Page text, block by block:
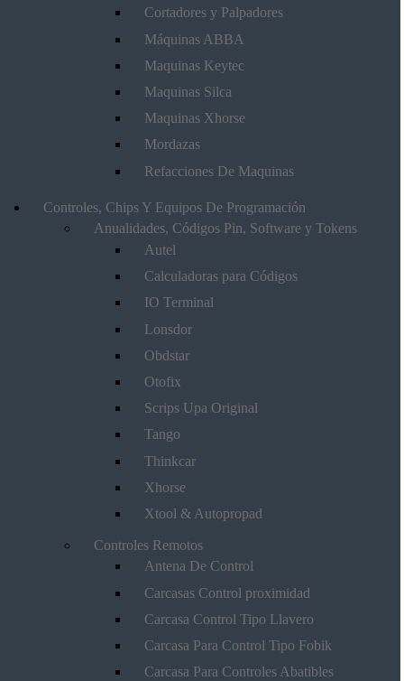
Cortadores y Palpadores
Máquinas ABBA
Maquinas Keytec
Maquinas Silca
Maquinas Xhorse
Mordazas
Refacciones De Maquinas
Controles, Chips Y Equipos De Programación
Anualidades, Códigos Pin, Software y Tokens
Autel
Calculadoras para Códigos
IO Terminal
Lonsdor
Obdstar
Otofix
Scrips Upa Original
Tango
Thinkcar
Xhorse
Xtool & Autopropad
Controles Remotos
Antena De Control
Carcasas Control proximidad
Carcasa Control Tipo Llavero
Carcasa Para Control Tipo Fobik
Carcasa Para Controles Abatibles